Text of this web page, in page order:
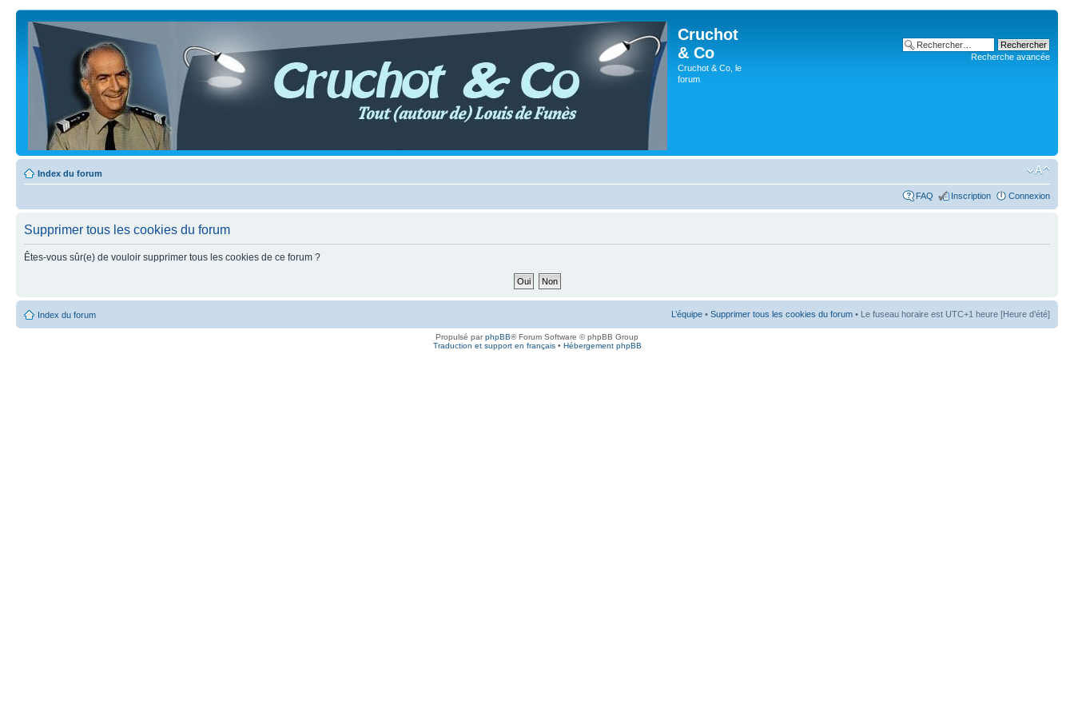
Cruchot
& Co
Cruchot & Co, le
forum
Recherche avancée
Index du forum
FAQ Inscription Connexion
Supprimer tous les cookies du forum
Êtes-vous sûr(e) de vouloir supprimer tous les cookies de ce forum ?
Index du forum L’équipe • Supprimer tous les cookies du forum • Le fuseau horaire est UTC+1 heure [Heure d’été]
Propulsé parphpBB® Forum Software © phpBB Group
Traduction et support en français• Hébergement phpBB